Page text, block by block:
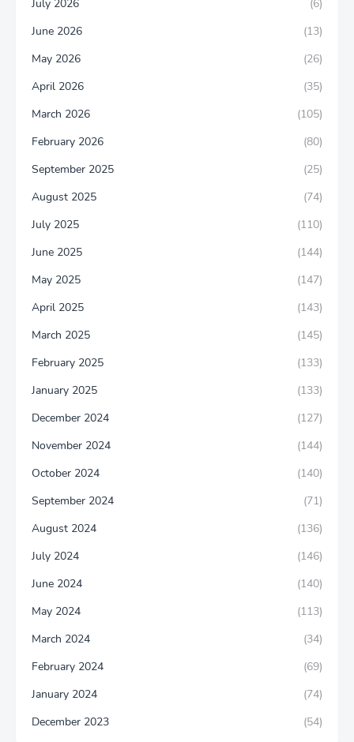
July 2026
(6)
June 2026
(13)
May 2026
(26)
April 2026
(35)
March 2026
(105)
February 2026
(80)
September 2025
(25)
August 2025
(74)
July 2025
(110)
June 2025
(144)
May 2025
(147)
April 2025
(143)
March 2025
(145)
February 2025
(133)
January 2025
(133)
December 2024
(127)
November 2024
(144)
October 2024
(140)
September 2024
(71)
August 2024
(136)
July 2024
(146)
June 2024
(140)
May 2024
(113)
March 2024
(34)
February 2024
(69)
January 2024
(74)
December 2023
(54)